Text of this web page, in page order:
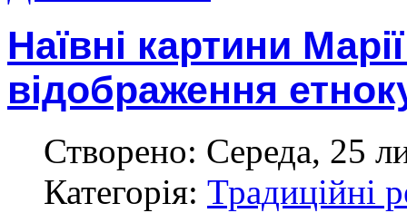
Наївні картини
відображення
Створено: Середа, 25
Категорія: Традиційні